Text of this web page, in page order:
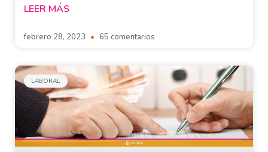
LEER MÁS
febrero 28, 2023 65 comentarios
LABORAL